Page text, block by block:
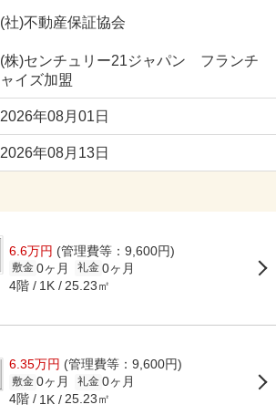
(社)不動産保証協会
(株)センチュリー21ジャパン フランチ
ャイズ加盟
2026年08月01日
2026年08月13日
6.6万円 (管理費等：9,600円)
敷金 0ヶ月 礼金 0ヶ月
4階 1K 25.23㎡
6.35万円 (管理費等：9,600円)
敷金 0ヶ月 礼金 0ヶ月
4階 1K 25.23㎡